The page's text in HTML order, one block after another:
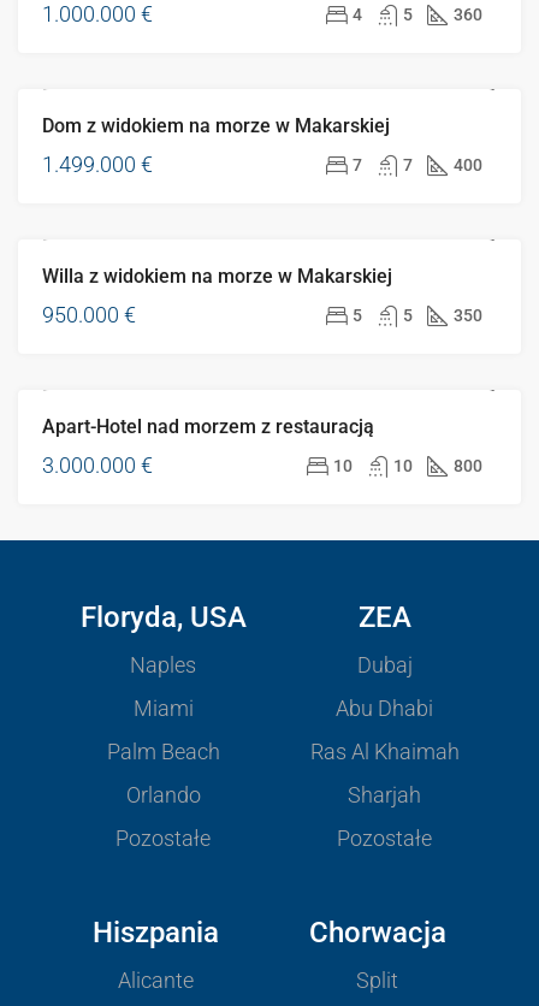
1.000.000 € 4 5 360
Dom z widokiem na morze w Makarskiej
1.499.000 € 7 7 400
Willa z widokiem na morze w Makarskiej
950.000 € 5 5 350
Apart-Hotel nad morzem z restauracją
3.000.000 € 10 10 800
Floryda, USA
Naples
Miami
Palm Beach
Orlando
Pozostałe
ZEA
Dubaj
Abu Dhabi
Ras Al Khaimah
Sharjah
Pozostałe
Hiszpania
Alicante
Chorwacja
Split